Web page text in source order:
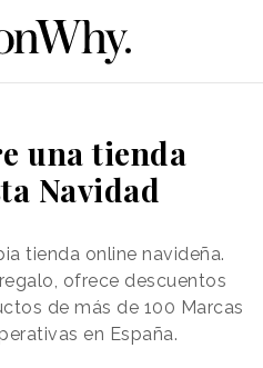
una tienda
Navidad
tienda online navideña.
ofrece descuentos
de más de 100 Marcas
en España.